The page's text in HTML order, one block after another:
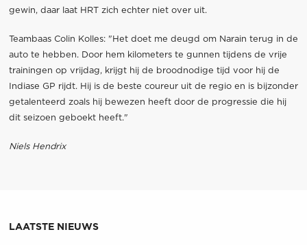
gewin, daar laat HRT zich echter niet over uit.
Teambaas Colin Kolles: "Het doet me deugd om Narain terug in de
auto te hebben. Door hem kilometers te gunnen tijdens de vrije
trainingen op vrijdag, krijgt hij de broodnodige tijd voor hij de
Indiase GP rijdt. Hij is de beste coureur uit de regio en is bijzonder
getalenteerd zoals hij bewezen heeft door de progressie die hij
dit seizoen geboekt heeft."
Niels Hendrix
LAATSTE NIEUWS